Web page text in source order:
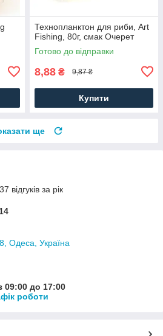
Технопланктон для риби, Art
Fishing, 80г, смак Очерет
Готово до відправки
8,88 ₴ 9,87 ₴
Купити
ще
відгуків за рік
Одеса, Україна
09:00 до 17:00
роботи